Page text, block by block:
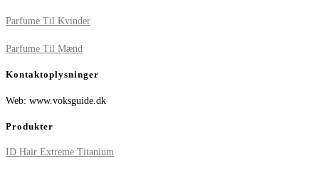
Parfume Til Kvinder
Parfume Til Mænd
Kontaktoplysninger
Web: www.voksguide.dk
Produkter
ID Hair Extreme Titanium